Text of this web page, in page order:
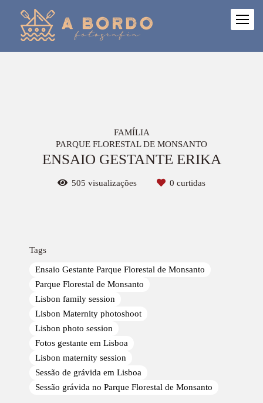
FAMÍLIA
PARQUE FLORESTAL DE MONSANTO
ENSAIO GESTANTE ERIKA
505 visualizações 0 curtidas
Tags
Ensaio Gestante Parque Florestal de Monsanto
Parque Florestal de Monsanto
Lisbon family session
Lisbon Maternity photoshoot
Lisbon photo session
Fotos gestante em Lisboa
Lisbon maternity session
Sessão de grávida em Lisboa
Sessão grávida no Parque Florestal de Monsanto